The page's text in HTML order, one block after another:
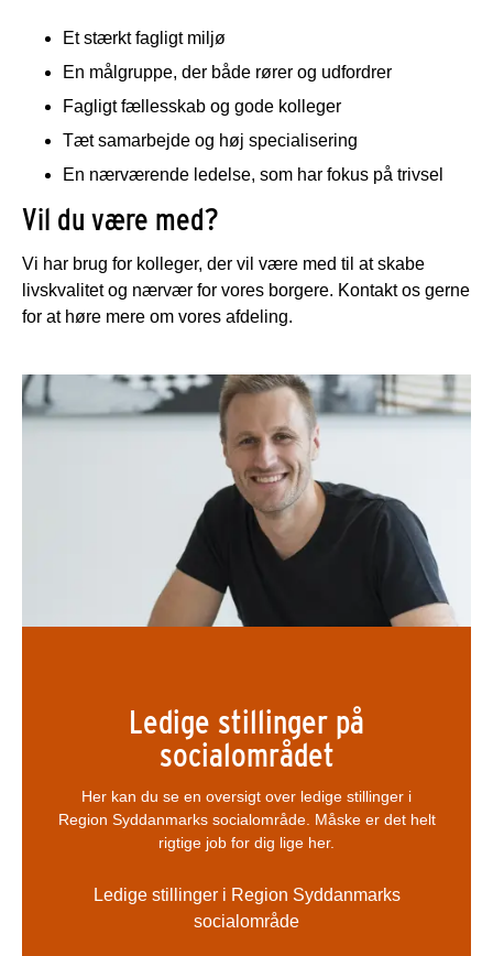
Et stærkt fagligt miljø
En målgruppe, der både rører og udfordrer
Fagligt fællesskab og gode kolleger
Tæt samarbejde og høj specialisering
En nærværende ledelse, som har fokus på trivsel
Vil du være med?
Vi har brug for kolleger, der vil være med til at skabe
livskvalitet og nærvær for vores borgere. Kontakt os gerne
for at høre mere om vores afdeling.
Ledige stillinger på
socialområdet
Her kan du se en oversigt over ledige stillinger i
Region Syddanmarks socialområde. Måske er det helt
rigtige job for dig lige her.
Ledige stillinger i Region Syddanmarks
socialområde